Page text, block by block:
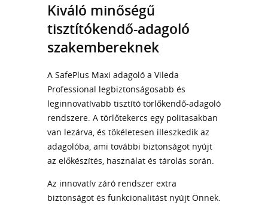
Kiváló minőségű
tisztítókendő-adagoló
szakembereknek
A SafePlus Maxi adagoló a Vileda
Professional legbiztonságosabb és
leginnovatívabb tisztító törlőkendő-adagoló
rendszere. A törlőtekercs egy politasakban
van lezárva, és tökéletesen illeszkedik az
adagolóba, ami további biztonságot nyújt
az előkészítés, használat és tárolás során.
Az innovatív záró rendszer extra
biztonságot és funkcionalitást nyújt Önnek.